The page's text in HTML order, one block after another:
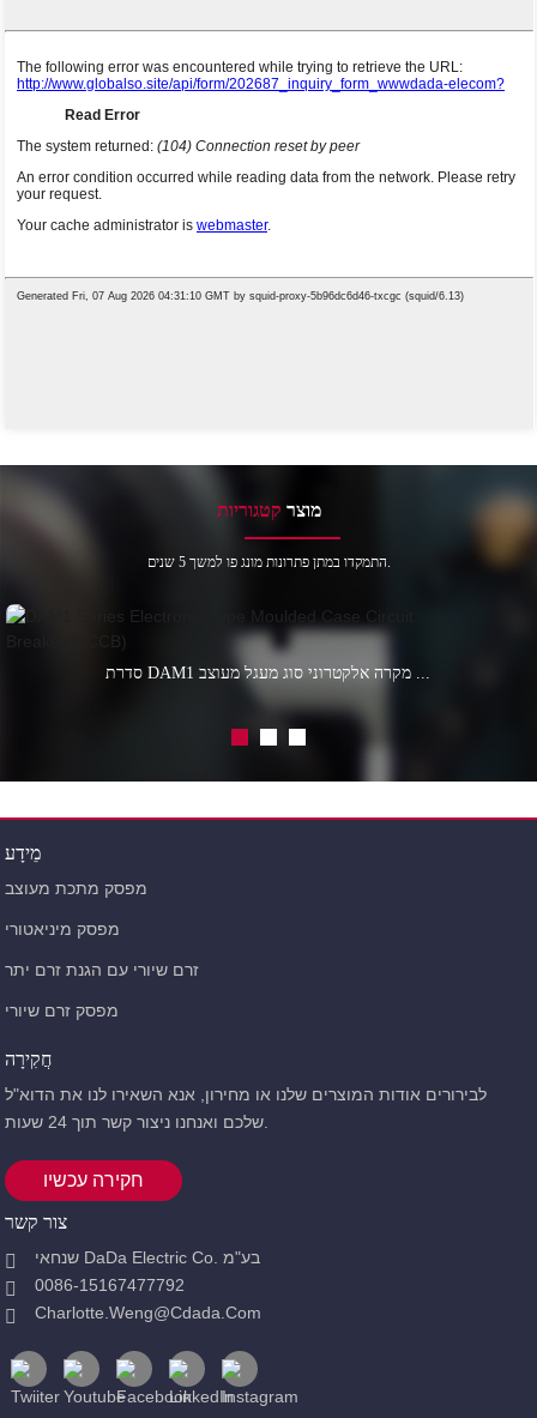
מוצר קטגוריות
התמקדו במתן פתרונות מונג פו למשך 5 שנים.
סדרת DAM1 מקרה אלקטרוני סוג מעגל מעוצב ...
מֵידָע
מפסק מתכת מעוצב
מפסק מיניאטורי
זרם שיורי עם הגנת זרם יתר
מפסק זרם שיורי
חֲקִירָה
לבירורים אודות המוצרים שלנו או מחירון, אנא השאירו לנו את הדוא"ל
חקירה עכשיו
צור קשר
שנחאי DaDa Electric Co. בע"מ
0086-15167477792
Charlotte.weng@cdada.com